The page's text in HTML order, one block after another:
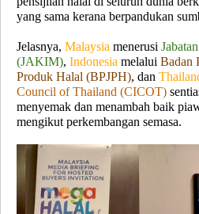
yang sama kerana berpandukan
Jelasnya, Malaysia menerusi
(JAKIM), Indonesia melalui Badan
Produk Halal (BPJPH), dan
Council of Thailand (CICOT)
menyemak dan menambah baik
mengikut perkembangan semasa.